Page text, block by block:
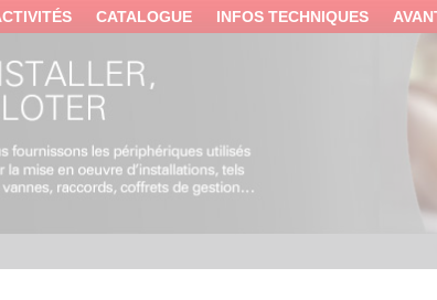
CATALOGUE INFOS TECHNIQUES